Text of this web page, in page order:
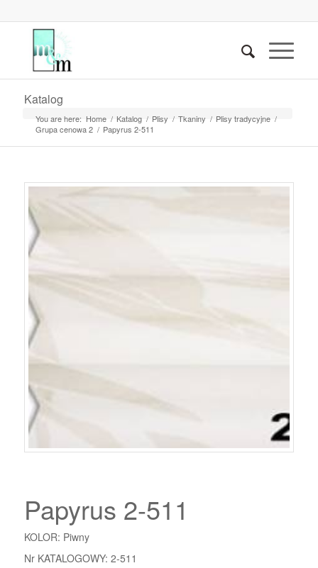
Katalog
You are here: Home / Katalog / Plisy / Tkaniny / Plisy tradycyjne /
Grupa cenowa 2 / Papyrus 2-511
Papyrus 2-511
KOLOR: Piwny
Nr KATALOGOWY: 2-511